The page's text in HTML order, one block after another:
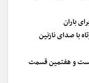
باران
۳ داستان کوتاه با صدای نازنین
و هفتمین قسمت